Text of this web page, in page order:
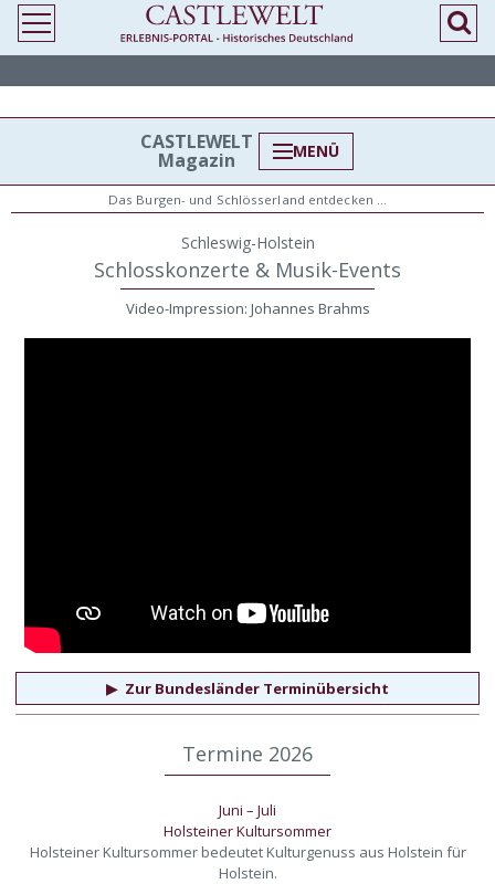
CASTLEWELT
Magazin MENÜ
Das Burgen- und Schlösserland entdecken …
Schleswig-Holstein
Schlosskonzerte & Musik-Events
Video-Impression: Johannes Brahms
▶ Zur Bundesländer Terminübersicht
Termine 2026
Juni – Juli
Holsteiner Kultursommer
Holsteiner Kultursommer bedeutet Kulturgenuss aus Holstein für
Holstein.